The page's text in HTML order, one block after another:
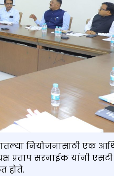
नियोजनासाठी एक
प्रताप सरनाईक यांनी एसटी
होते.